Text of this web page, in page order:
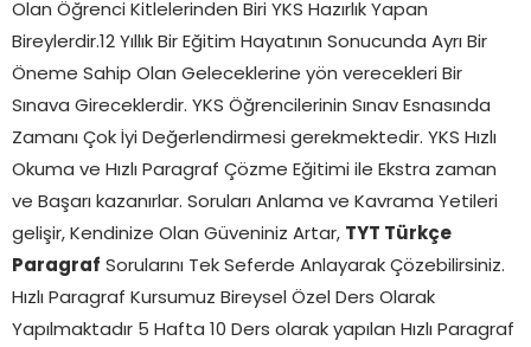
Olan Öğrenci Kitlelerinden Biri YKS Hazırlık Yapan
Bireylerdir.12 Yıllık Bir Eğitim Hayatının Sonucunda Ayrı Bir
Öneme Sahip Olan Geleceklerine yön verecekleri Bir
Sınava Gireceklerdir. YKS Öğrencilerinin Sınav Esnasında
Zamanı Çok İyi Değerlendirmesi gerekmektedir. YKS Hızlı
Okuma ve Hızlı Paragraf Çözme Eğitimi ile Ekstra zaman
ve Başarı kazanırlar. Soruları Anlama ve Kavrama Yetileri
gelişir, Kendinize Olan Güveniniz Artar, TYT Türkçe
Paragraf Sorularını Tek Seferde Anlayarak Çözebilirsiniz.
Hızlı Paragraf Kursumuz Bireysel Özel Ders Olarak
Yapılmaktadır 5 Hafta 10 Ders olarak yapılan Hızlı Paragraf